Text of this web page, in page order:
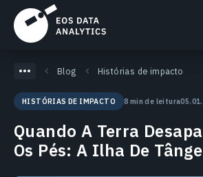
Blog Histórias de impacto
HISTÓRIAS DE IMPACTO 8 min de leitura
Quando A Terra
Os Pés: A Ilha De